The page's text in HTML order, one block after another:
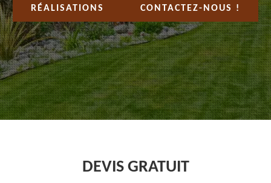
RÉALISATIONS CONTACTEZ-NOUS !
DEVIS GRATUIT